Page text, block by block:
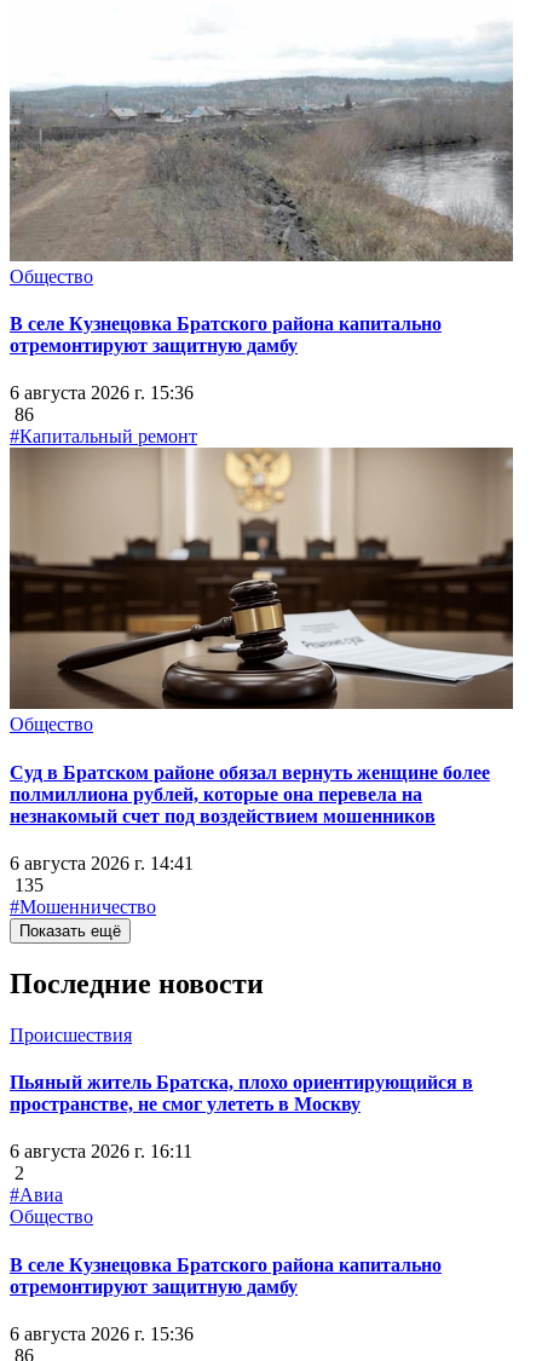
Общество
В селе Кузнецовка Братского района капитально
отремонтируют защитную дамбу
6 августа 2026 г. 15:36
86
#Капитальный ремонт
Общество
Суд в Братском районе обязал вернуть женщине более
полмиллиона рублей, которые она перевела на
незнакомый счет под воздействием мошенников
6 августа 2026 г. 14:41
135
#Мошенничество
Показать ещё
Последние новости
Происшествия
Пьяный житель Братска, плохо ориентирующийся в
пространстве, не смог улететь в Москву
6 августа 2026 г. 16:11
2
#Авиа
Общество
В селе Кузнецовка Братского района капитально
отремонтируют защитную дамбу
6 августа 2026 г. 15:36
86